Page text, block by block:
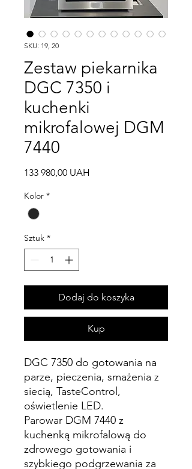
SKU: 19, 20
Zestaw piekarnika
DGC 7350 i
kuchenki
mikrofalowej DGM
7440
133 980,00 UAH
Kolor *
Sztuk *
Dodaj do koszyka
Kup
DGC 7350 do gotowania na
parze, pieczenia, smażenia z
siecią, TasteControl,
oświetlenie LED.
Parowar DGM 7440 z
kuchenką mikrofalową do
zdrowego gotowania i
szybkiego podgrzewania za